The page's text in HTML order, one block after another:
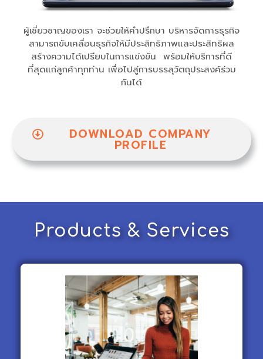
ผู้เชี่ยวชาญของเรา จะช่วยให้คำปรึกษา บริหารจัดการธุรกิจ
สามารถขับเคลื่อนธุรกิจให้มีประสิทธิภาพและประสิทธิผล
สร้างความได้เปรียบในการแข่งขัน พร้อมให้บริการที่ดี
ที่สุดแก่ลูกค้าทุกท่าน เพื่อไปสู่การบรรลุวัตถุประสงค์ร่วม
กันได้
DOWNLOAD COMPANY
PROFILE
Products & Services